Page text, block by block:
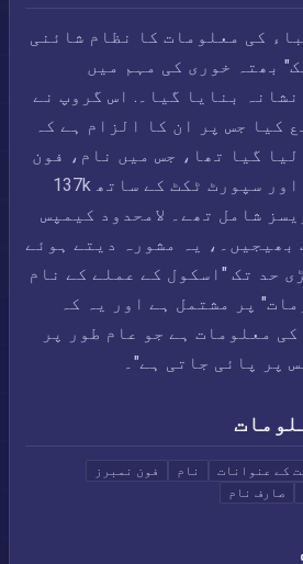
طلباء کی معلومات کا نظام شائنی
بھتہ خوری کی مہم میں
بنایا گیا۔. اس گروپ نے
جس پر ان کا الزام ہے کہ
گیا تھا، جس میں نام، فون
نمبر، جسمانی پتے اور سپورٹ ٹکٹ کے ساتھ 137k
شامل تھے۔ لامحدود کیمپس
یہ مشورہ دیتے ہوئے
حد تک "اسکول کے عملے کے نام
پر مشتمل ہے اور یہ کہ
معلومات ہے جو عام طور پر
پائی جاتی ہے"۔
کے عنوانات نام
فون نمبرز
صارف نام